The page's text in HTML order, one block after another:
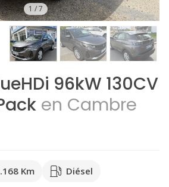
1 /7
96kW 130CV
en Cambre
Km Diésel